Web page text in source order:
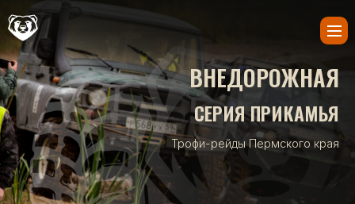
ВНЕДОРОЖНАЯ
СЕРИЯ ПРИКАМЬЯ
Трофи-рейды Пермского края